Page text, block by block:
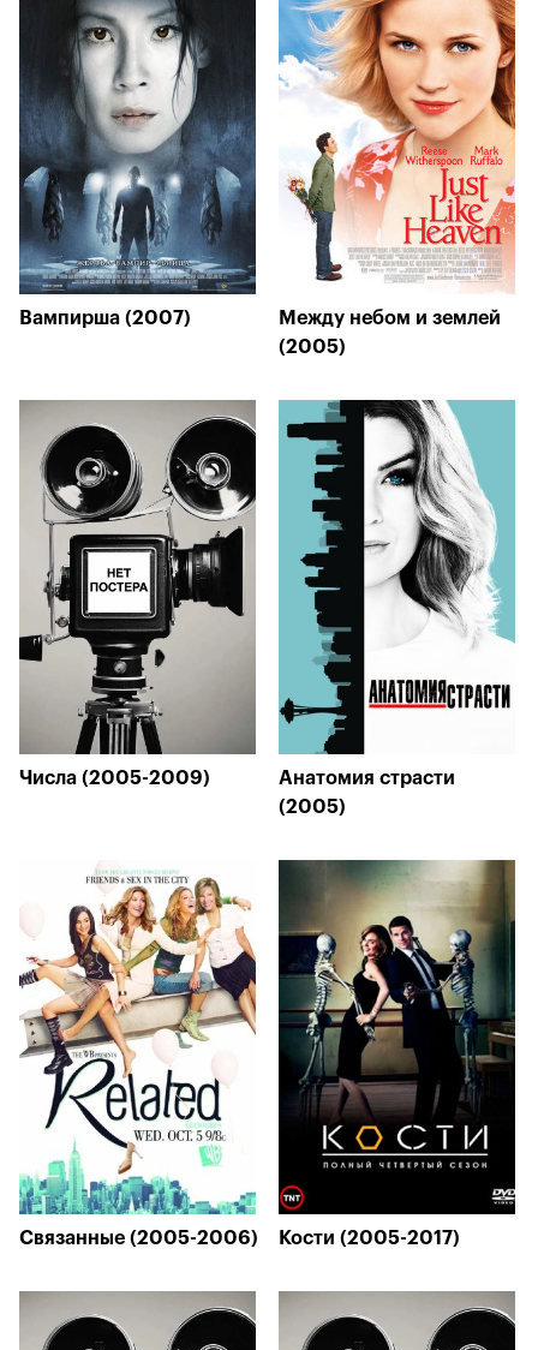
Вампирша (2007)
Между небом и землей
(2005)
Числа (2005-2009)
Анатомия страсти
(2005)
Связанные (2005-2006) Кости (2005-2017)